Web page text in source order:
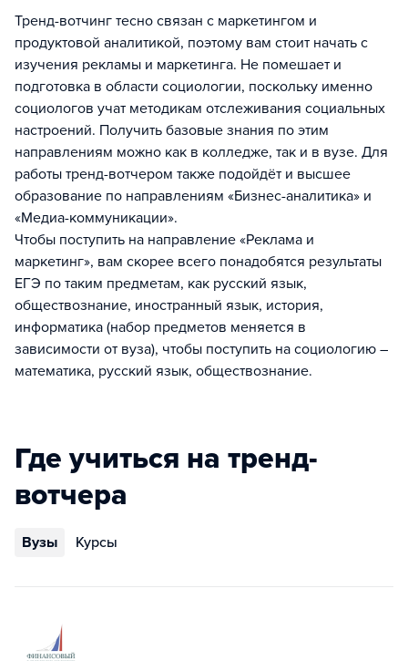
Тренд-вотчинг тесно связан с маркетингом и
продуктовой аналитикой, поэтому вам стоит начать с
изучения рекламы и маркетинга. Не помешает и
подготовка в области социологии, поскольку именно
социологов учат методикам отслеживания социальных
настроений. Получить базовые знания по этим
направлениям можно как в колледже, так и в вузе. Для
работы тренд-вотчером также подойдёт и высшее
образование по направлениям «Бизнес-аналитика» и
«Медиа-коммуникации».
Чтобы поступить на направление «Реклама и
маркетинг», вам скорее всего понадобятся результаты
ЕГЭ по таким предметам, как русский язык,
обществознание, иностранный язык, история,
информатика (набор предметов меняется в
зависимости от вуза), чтобы поступить на социологию –
математика, русский язык, обществознание.
Где учиться на тренд-
вотчера
Вузы Курсы